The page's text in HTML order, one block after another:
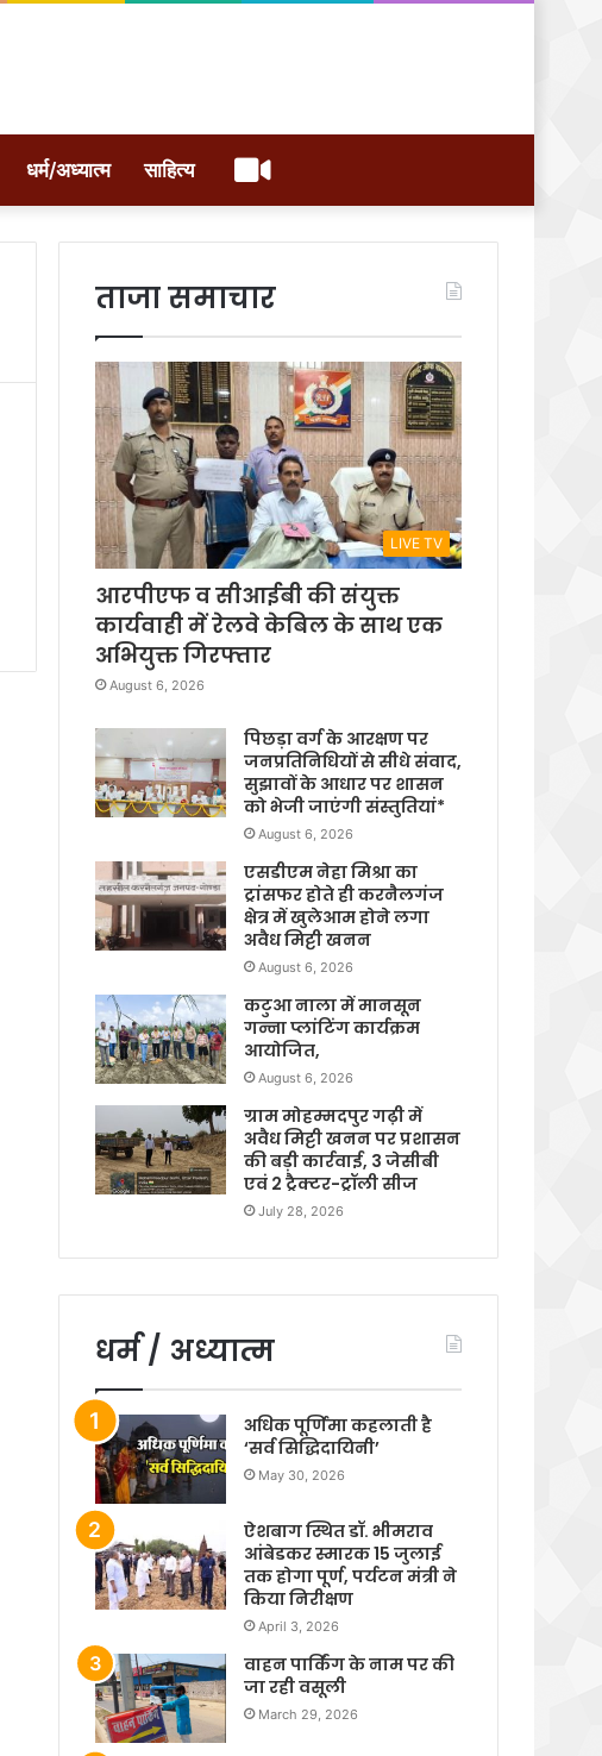
धर्म/अध्यात्म साहित्य वीडियो
ताजा समाचार
LIVE TV
आरपीएफ व सीआईबी की संयुक्त
कार्यवाही में रेलवे केबिल के साथ एक
अभियुक्त गिरफ्तार
August 6, 2026
पिछड़ा वर्ग के आरक्षण पर
जनप्रतिनिधियों से सीधे संवाद,
सुझावों के आधार पर शासन
को भेजी जाएंगी संस्तुतियां*
August 6, 2026
एसडीएम नेहा मिश्रा का
ट्रांसफर होते ही करनैलगंज
क्षेत्र में खुलेआम होने लगा
अवैध मिट्टी खनन
August 6, 2026
कटुआ नाला में मानसून
गन्ना प्लांटिंग कार्यक्रम
आयोजित,
August 6, 2026
ग्राम मोहम्मदपुर गढ़ी में
अवैध मिट्टी खनन पर प्रशासन
की बड़ी कार्रवाई, 3 जेसीबी
एवं 2 ट्रैक्टर-ट्रॉली सीज
July 28, 2026
धर्म / अध्यात्म
अधिक पूर्णिमा कहलाती है
‘सर्व सिद्धिदायिनी’
May 30, 2026
ऐशबाग स्थित डॉ. भीमराव
आंबेडकर स्मारक 15 जुलाई
तक होगा पूर्ण, पर्यटन मंत्री ने
किया निरीक्षण
April 3, 2026
वाहन पार्किंग के नाम पर की
जा रही वसूली
March 29, 2026